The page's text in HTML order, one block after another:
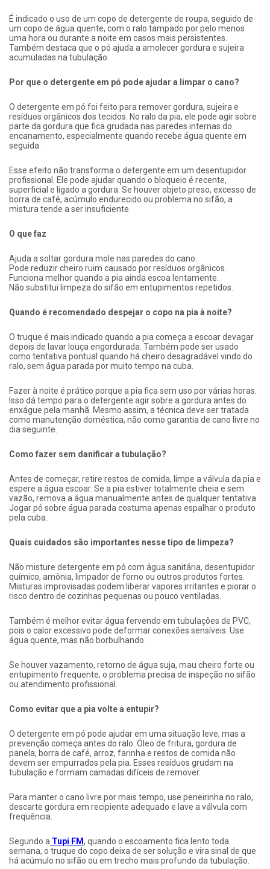
É indicado o uso de um copo de detergente de roupa, seguido de
um copo de água quente, com o ralo tampado por pelo menos
uma hora ou durante a noite em casos mais persistentes.
Também destaca que o pó ajuda a amolecer gordura e sujeira
acumuladas na tubulação.
Por que o detergente em pó pode ajudar a limpar o cano?
O detergente em pó foi feito para remover gordura, sujeira e
resíduos orgânicos dos tecidos. No ralo da pia, ele pode agir sobre
parte da gordura que fica grudada nas paredes internas do
encanamento, especialmente quando recebe água quente em
seguida.
Esse efeito não transforma o detergente em um desentupidor
profissional. Ele pode ajudar quando o bloqueio é recente,
superficial e ligado a gordura. Se houver objeto preso, excesso de
borra de café, acúmulo endurecido ou problema no sifão, a
mistura tende a ser insuficiente.
O que faz
Ajuda a soltar gordura mole nas paredes do cano.
Pode reduzir cheiro ruim causado por resíduos orgânicos.
Funciona melhor quando a pia ainda escoa lentamente.
Não substitui limpeza do sifão em entupimentos repetidos.
Quando é recomendado despejar o copo na pia à noite?
O truque é mais indicado quando a pia começa a escoar devagar
depois de lavar louça engordurada. Também pode ser usado
como tentativa pontual quando há cheiro desagradável vindo do
ralo, sem água parada por muito tempo na cuba.
Fazer à noite é prático porque a pia fica sem uso por várias horas.
Isso dá tempo para o detergente agir sobre a gordura antes do
enxágue pela manhã. Mesmo assim, a técnica deve ser tratada
como manutenção doméstica, não como garantia de cano livre no
dia seguinte.
Como fazer sem danificar a tubulação?
Antes de começar, retire restos de comida, limpe a válvula da pia e
espere a água escoar. Se a pia estiver totalmente cheia e sem
vazão, remova a água manualmente antes de qualquer tentativa.
Jogar pó sobre água parada costuma apenas espalhar o produto
pela cuba.
Quais cuidados são importantes nesse tipo de limpeza?
Não misture detergente em pó com água sanitária, desentupidor
químico, amônia, limpador de forno ou outros produtos fortes.
Misturas improvisadas podem liberar vapores irritantes e piorar o
risco dentro de cozinhas pequenas ou pouco ventiladas.
Também é melhor evitar água fervendo em tubulações de PVC,
pois o calor excessivo pode deformar conexões sensíveis. Use
água quente, mas não borbulhando.
Se houver vazamento, retorno de água suja, mau cheiro forte ou
entupimento frequente, o problema precisa de inspeção no sifão
ou atendimento profissional.
Como evitar que a pia volte a entupir?
O detergente em pó pode ajudar em uma situação leve, mas a
prevenção começa antes do ralo. Óleo de fritura, gordura de
panela, borra de café, arroz, farinha e restos de comida não
devem ser empurrados pela pia. Esses resíduos grudam na
tubulação e formam camadas difíceis de remover.
Para manter o cano livre por mais tempo, use peneirinha no ralo,
descarte gordura em recipiente adequado e lave a válvula com
frequência.
Segundo a Tupi FM, quando o escoamento fica lento toda
semana, o truque do copo deixa de ser solução e vira sinal de que
há acúmulo no sifão ou em trecho mais profundo da tubulação.